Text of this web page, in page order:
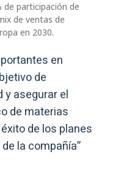
de participación de
de ventas de
en 2030.
en
de
y asegurar el
de materias
de los planes
la compañía”